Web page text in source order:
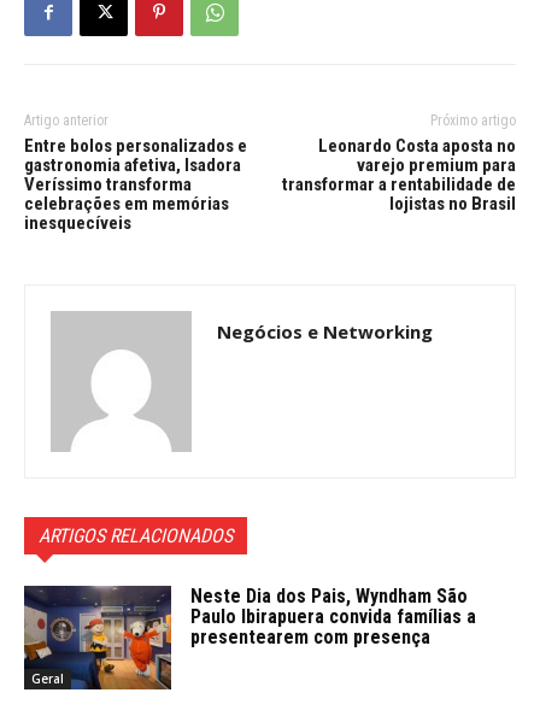
Artigo anterior
Entre bolos personalizados e
gastronomia afetiva, Isadora
Veríssimo transforma
celebrações em memórias
inesquecíveis
Próximo artigo
Leonardo Costa aposta no
varejo premium para
transformar a rentabilidade de
lojistas no Brasil
Negócios e Networking
ARTIGOS RELACIONADOS
Geral
Neste Dia dos Pais, Wyndham São
Paulo Ibirapuera convida famílias a
presentearem com presença